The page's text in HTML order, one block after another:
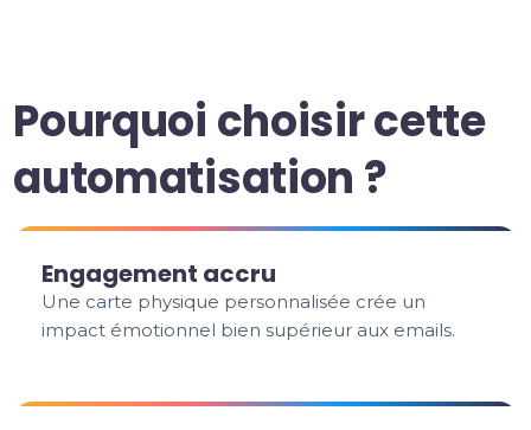
Pourquoi choisir cette
automatisation ?
Engagement accru
Une carte physique personnalisée crée un
impact émotionnel bien supérieur aux emails.